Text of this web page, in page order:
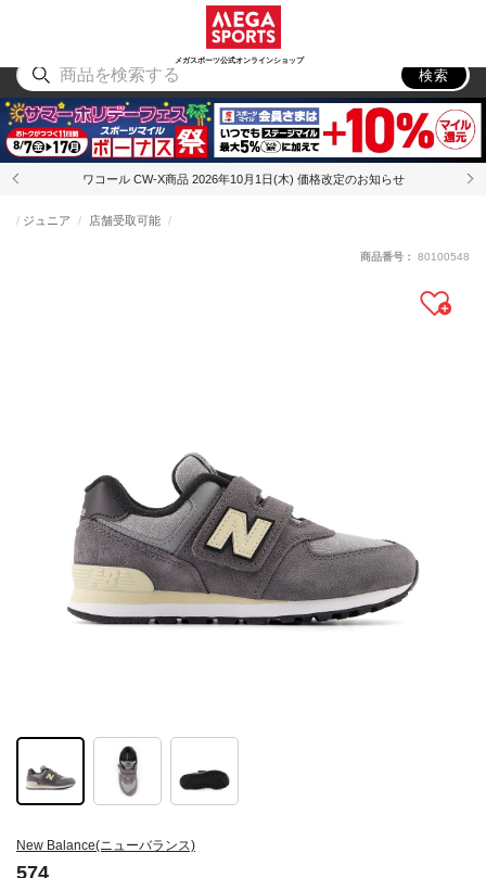
メガスポーツ公式オンラインショップ
アウトドア
検索
ワコール CW-X商品 2026年10月1日(木) 価格改定のお知らせ
New Balance(ニューバランス)
574
ジュニア 店舗受取可能
商品番号： 80100548